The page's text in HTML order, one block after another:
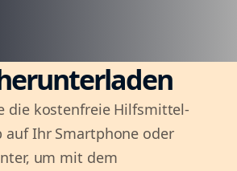
die kostenfreie Hilfsmittel-
auf Ihr Smartphone oder
um mit dem